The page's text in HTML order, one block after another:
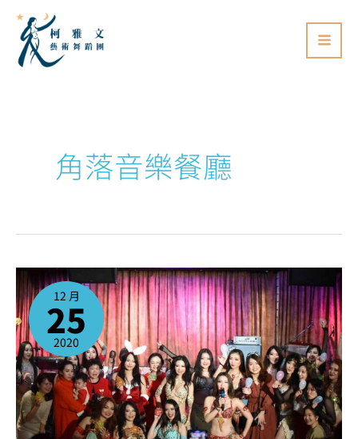
角落音樂餐廳
12 月
25
2020
結
合
肚
的
聖
誕
歡
樂
派
對
圓
滿
結
束
啦
~
第
一
手